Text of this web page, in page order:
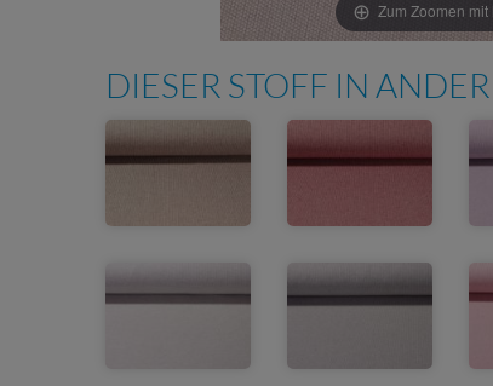
Zum Zoomen
DIESER STOFF IN